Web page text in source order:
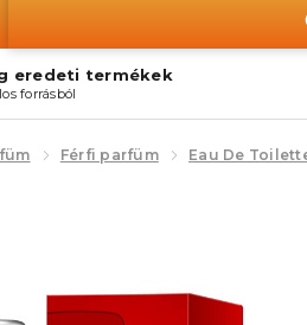
eredeti termékek
forrásból
Férfi parfüm Eau De